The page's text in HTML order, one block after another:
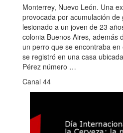
Monterrey, Nuevo León. Una
provocada por acumulación
lesionado a un joven de 23
colonia Buenos Aires, además
un perro que se encontraba
se registró en una casa
Pérez número …
Canal 44